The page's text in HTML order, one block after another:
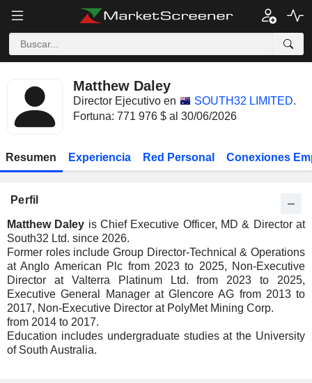
Matthew Daley
Director Ejecutivo en SOUTH32 LIMITED.
Fortuna: 771 976 $ al 30/06/2026
Resumen Experiencia Red Personal Conexiones
Perfil
Matthew Daley is Chief Executive Officer, MD & Director at
South32 Ltd. since 2026.
Former roles include Group Director-Technical & Operations
at Anglo American Plc from 2023 to 2025, Non-Executive
Director at Valterra Platinum Ltd. from 2023 to 2025,
Executive General Manager at Glencore AG from 2013 to
2017, Non-Executive Director at PolyMet Mining Corp.
from 2014 to 2017.
Education includes undergraduate studies at the University
of South Australia.